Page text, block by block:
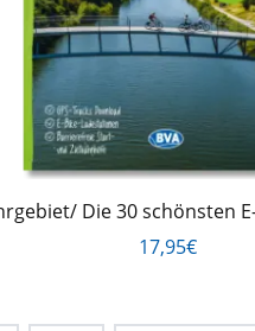
Die 30 schönsten
17,95€